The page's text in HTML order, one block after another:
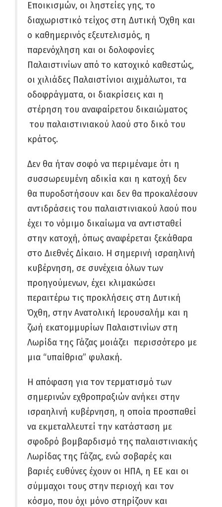
Εποικισμών, οι ληστείες γης, το
διαχωριστικό τείχος στη Δυτική Όχθη και
ο καθημερινός εξευτελισμός, η
παρενόχληση και οι δολοφονίες
Παλαιστινίων από το κατοχικό καθεστώς,
οι χιλιάδες Παλαιστίνιοι αιχμάλωτοι, τα
οδοφράγματα, οι διακρίσεις και η
στέρηση του αναφαίρετου δικαιώματος
του παλαιστινιακού λαού στο δικό του
κράτος.
Δεν θα ήταν σοφό να περιμέναμε ότι η
συσσωρευμένη αδικία και η κατοχή δεν
θα πυροδοτήσουν και δεν θα προκαλέσουν
αντιδράσεις του παλαιστινιακού λαού που
έχει το νόμιμο δικαίωμα να αντισταθεί
στην κατοχή, όπως αναφέρεται ξεκάθαρα
στο Διεθνές Δίκαιο. Η σημερινή ισραηλινή
κυβέρνηση, σε συνέχεια όλων των
προηγούμενων, έχει κλιμακώσει
περαιτέρω τις προκλήσεις στη Δυτική
Όχθη, στην Ανατολική Ιερουσαλήμ και η
ζωή εκατομμυρίων Παλαιστινίων στη
Λωρίδα της Γάζας μοιάζει περισσότερο με
μια “υπαίθρια” φυλακή.
Η απόφαση για τον τερματισμό των
σημερινών εχθροπραξιών ανήκει στην
ισραηλινή κυβέρνηση, η οποία προσπαθεί
να εκμεταλλευτεί την κατάσταση με
σφοδρό βομβαρδισμό της παλαιστινιακής
Λωρίδας της Γάζας, ενώ σοβαρές και
βαριές ευθύνες έχουν οι ΗΠΑ, η ΕΕ και οι
σύμμαχοι τους στην περιοχή και τον
κόσμο, που όχι μόνο στηρίζουν και